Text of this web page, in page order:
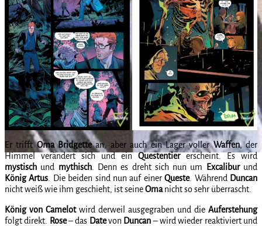
Er trifftOma Bridgettean, aber auch ein Lager vollerWaffen, der
Himmel verändert sich und ein Questentiererscheint. Es wird
mystisch und mythisch. Denn es dreht sich nun um Excaliburund
König Artus . Die beiden sind nun auf einerQueste. Während Duncan
nicht weiß wie ihm geschieht, ist seineOmanicht so sehr überrascht.
König von Camelot wird derweil ausgegraben und die Auferstehung
folgt direkt.
Rose– das Datevon Duncan– wird wieder reaktiviert und